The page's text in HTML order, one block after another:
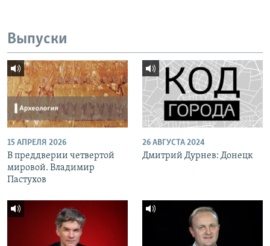
Выпуски
15 АПРЕЛЯ 2026
В преддверии четвертой
мировой. Владимир
Пастухов
26 АВГУСТА 2024
Дмитрий Дурнев: Донецк